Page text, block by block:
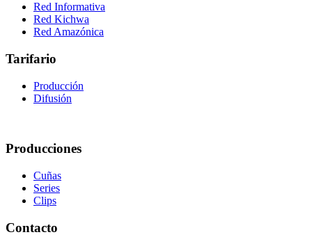
Red Informativa
Red Kichwa
Red Amazónica
Tarifario
Producción
Difusión
Producciones
Cuñas
Series
Clips
Contacto